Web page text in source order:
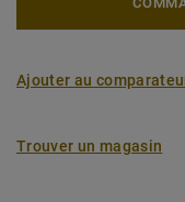
Ajouter au
Trouver un magasin